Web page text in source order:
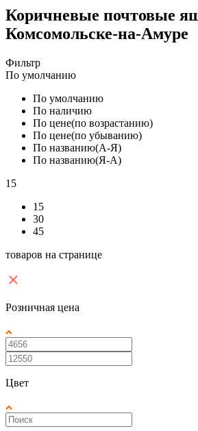
Коричневые почтовые
Комсомольске-на-Амуре
Фильтр
По умолчанию
По умолчанию
По наличию
По цене(по возрастанию)
По цене(по убыванию)
По названию(А-Я)
По названию(Я-А)
15
15
30
45
товаров на странице
Розничная цена
Цвет